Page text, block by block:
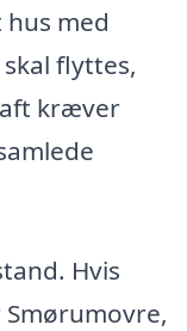
med
flyttes,
kræver
Hvis